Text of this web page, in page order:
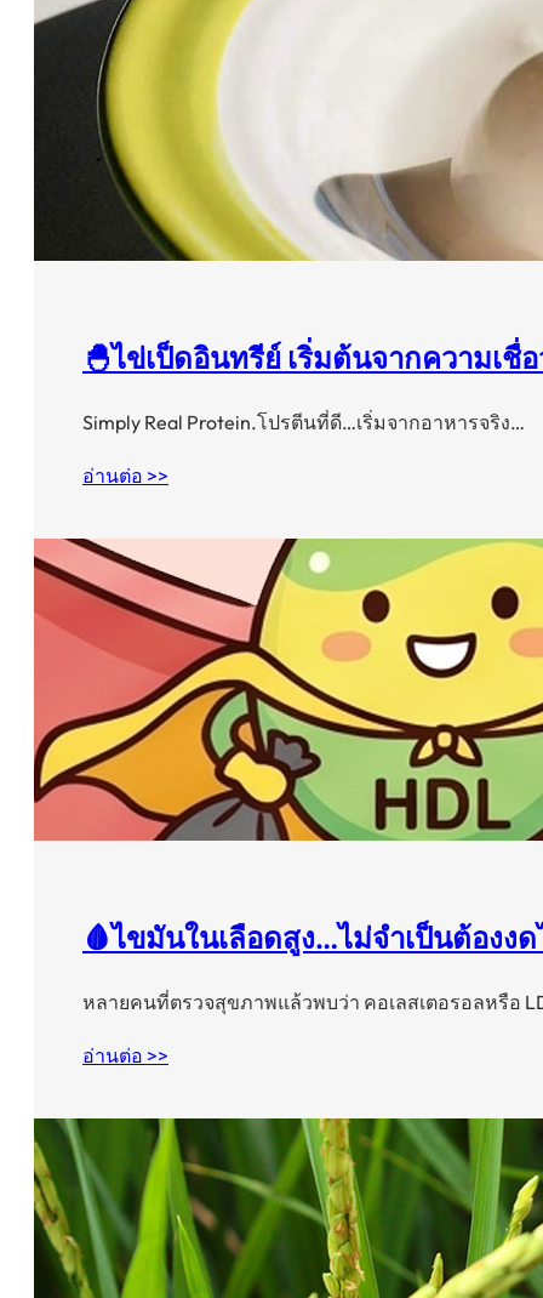
🐣ไข่เป็ดอินทรีย์ เริ่มต้นจากความเชื่
Simply Real Protein.โปรตีนที่ดี…เริ่มจากอาหารจริง…
อ่านต่อ >>
🩸ไขมันในเลือดสูง…ไม่จำเป็นต้องง
หลายคนที่ตรวจสุขภาพแล้วพบว่า คอเลสเตอรอลหรือ
อ่านต่อ >>